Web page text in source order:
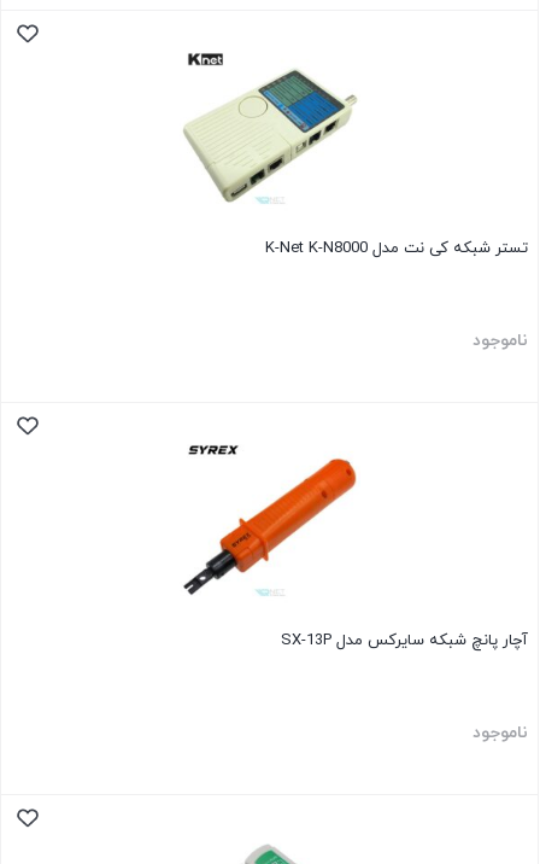
تستر شبکه کی نت مدل K-Net K-N8000
ناموجود
آچار پانچ شبکه سایرکس مدل SX-13P
ناموجود